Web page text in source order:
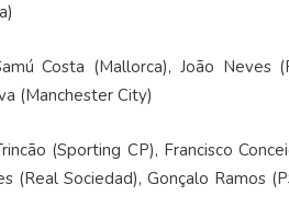
Costa (Mallorca), João Neves
(Manchester City)
(Sporting CP), Francisco
(Real Sociedad), Gonçalo Ramos